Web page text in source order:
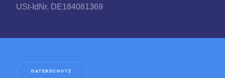
USt-IdNr. DE184081369
DATENSCHUTZ